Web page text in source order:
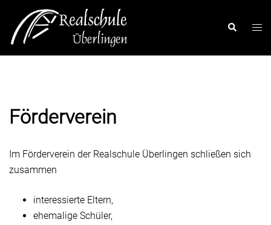
Inhalt
springen
Suchen
Förderverein
Im Förderverein der Realschule Überlingen schließen sich
zusammen
interessierte Eltern,
ehemalige Schüler,